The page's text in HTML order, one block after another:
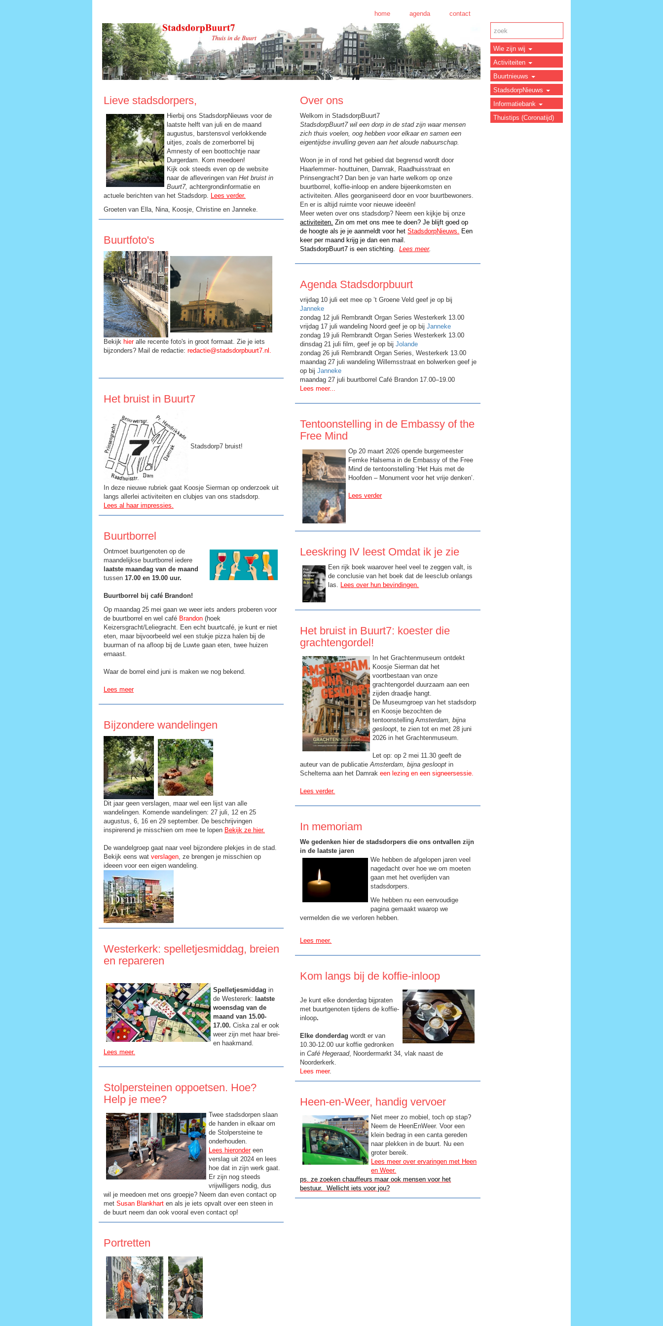
home agenda contact
Lieve stadsdorpers,
Hierbij ons StadsdorpNieuws voor de
laatste helft van juli en de maand
augustus, barstensvol verlokkende
uitjes, zoals de zomerborrel bij
Amnesty of een boottochtje naar
Durgerdam. Kom meedoen!
Kijk ook steeds even op de website
naar de afleveringen van Het bruist in
Buurt7, achtergrondinformatie en
actuele berichten van het Stadsdorp. Lees verder.
Groeten van Ella, Nina, Koosje, Christine en Janneke.
Buurtfoto's
Bekijk hieralle recente foto's in groot formaat. Zie je iets
bijzonders? Mail de redactie: redactie@stadsdorpbuurt7.nl
Het bruist in Buurt7
Stadsdorp7 bruist!
In deze nieuwe rubriek gaat Koosje Sierman op onderzoek uit
langs allerlei activiteiten en clubjes van ons stadsdorp.
Lees al haar impressies.
Buurtborrel
Ontmoet buurtgenoten op de
maandelijkse buurtborrel iedere
laatste maandag van de maand
tussen 17.00 en 19.00 uur.
Buurtborrel bij café Brandon!
Op maandag 25 mei gaan we weer iets anders proberen voor
de buurtborrel en wel café Brandon (hoek
Keizersgracht/Leliegracht. Een echt buurtcafé, je kunt er niet
eten, maar bijvoorbeeld wel een stukje pizza halen bij de
buurman of na afloop bij de Luwte gaan eten, twee huizen
ernaast.
Waar de borrel eind juni is maken we nog bekend.
Lees meer
Bijzondere wandelingen
Dit jaar geen verslagen, maar wel een lijst van alle
wandelingen. Komende wandelingen: 27 juli, 12 en 25
augustus, 6, 16 en 29 september. De beschrijvingen
inspirerend je misschien om mee te lopen Bekijk ze hier.
De wandelgroep gaat naar veel bijzondere plekjes in de stad.
Bekijk eens wat verslagen , ze brengen je misschien op
ideeen voor een eigen wandeling.
Westerkerk: spelletjesmiddag, breien
en repareren
Spelletjesmiddag in
de Westererk: laatste
woensdag van de
maand van 15.00-
17.00. Ciska zal er ook
weer zijn met haar brei-
en haakmand.
Lees meer.
Stolpersteinen oppoetsen. Hoe?
Help je mee?
Twee stadsdorpen slaan
de handen in elkaar om
de Stolpersteine te
onderhouden.
Lees hierondereen
verslag uit 2024 en lees
hoe dat in zijn werk gaat.
Er zijn nog steeds
vrijwilligers nodig, dus
wil je meedoen met ons groepje? Neem dan even contact op
met Susan Blankhart en als je iets opvalt over een steen in
de buurt neem dan ook vooral even contact op!
Portretten
Over ons
Welkom in StadsdorpBuurt7
StadsdorpBuurt7 wil een dorp in de stad zijn waar mensen
zich thuis voelen, oog hebben voor elkaar en samen een
eigentijdse invulling geven aan het aloude nabuurschap.
Woon je in of rond het gebied dat begrensd wordt door
Haarlemmer- houttuinen, Damrak, Raadhuisstraat en
Prinsengracht? Dan ben je van harte welkom op onze
buurtborrel, koffie-inloop en andere bijeenkomsten en
activiteiten. Alles georganiseerd door en voor buurtbewoners.
En er is altijd ruimte voor nieuwe ideeën!
Meer weten over ons stadsdorp? Neem een kijkje bij onze
activiteiten. Zin om met ons mee te doen? Je blijft goed op
de hoogte als je je aanmeldt voor het StadsdorpNieuws. Een
keer per maand krijg je dan een mail.
StadsdorpBuurt7 is eenstichting. Lees meer.
Agenda Stadsdorpbuurt
vrijdag 10 juli eet mee op ’t Groene Veld geef je op bij
Janneke
zondag 12 juli Rembrandt Organ Series Westerkerk 13.00
vrijdag 17 juli wandeling Noord geef je op bijJanneke
zondag 19 juli Rembrandt Organ Series Westerkerk 13.00
dinsdag 21 juli film, geef je op bijJolande
zondag 26 juli Rembrandt Organ Series, Westerkerk 13.00
maandag 27 juli wandeling Willemsstraat en bolwerken geef je
op bijJanneke
maandag 27 juli buurtborrel Café Brandon 17.00–19.00
Lees meer...
Tentoonstelling in de Embassy of the
Free Mind
Op 20 maart 2026 opende burgemeester
Femke Halsema in de Embassy of the Free
Mind de tentoonstelling ‘Het Huis met de
Hoofden – Monument voor het vrije denken’.
Lees verder
Leeskring IV leest Omdat ik je zie
Een rijk boek waarover heel veel te zeggen valt, is
de conclusie van het boek dat de leesclub onlangs
las. Lees over hun bevindingen.
Het bruist in Buurt7: koester die
grachtengordel!
In het Grachtenmuseum ontdekt
Koosje Sierman dat het
voortbestaan van onze
grachtengordel duurzaam aan een
zijden draadje hangt.
De Museumgroep van het stadsdorp
en Koosje bezochten de
tentoonstelling Amsterdam, bijna
gesloopt, te zien tot en met 28 juni
2026 in het Grachtenmuseum.
Let op: op 2 mei 11.30 geeft de
auteur van de publicatieAmsterdam, bijna gesloopt in
Scheltema aan het Damrakeen lezing en een signeersessie.
Lees verder.
In memoriam
We gedenken hier de stadsdorpers die ons ontvallen zijn
in de laatste jaren
We hebben de afgelopen jaren veel
nagedacht over hoe we om moeten
gaan met het overlijden van
stadsdorpers.
We hebben nu een eenvoudige
pagina gemaakt waarop we
vermelden die we verloren hebben.
Lees meer.
Kom langs bij de koffie-inloop
Je kunt elke donderdag bijpraten
met buurtgenoten tijdens de koffie-
inloop.
Elke donderdag wordt er van
10.30-12.00 uur koffie gedronken
inCafé Hegeraad, Noordermarkt 34, vlak naast de
Noorderkerk.
Lees meer.
Heen-en-Weer, handig vervoer
Niet meer zo mobiel, toch op stap?
Neem de HeenEnWeer. Voor een
klein bedrag in een canta gereden
naar plekken in de buurt. Nu een
groter bereik.
Lees meer over ervaringen met Heen
en Weer.
ps. ze zoeken chauffeurs maar ook mensen voor het
bestuur. Wellicht iets voor jou?
Wie zijn wij
Activiteiten
Buurtnieuws
StadsdorpNieuws
Informatiebank
Thuistips (Coronatijd)